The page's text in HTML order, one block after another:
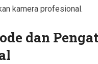
kamera profesional.
dan